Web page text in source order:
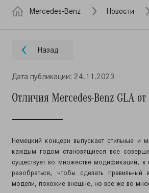
Mercedes-Benz Новости
Назад
Дата публикации: 24.11.2023
Отличия Mercedes-Benz GLA от
Немецкий концерн выпускает стильные и
каждым годом становящиеся все
существует во множестве модификаций,
разобраться, чтобы сделать
модели, похожие внешне, но все же во